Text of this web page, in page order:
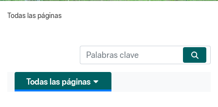
Todas las páginas
Todas las páginas